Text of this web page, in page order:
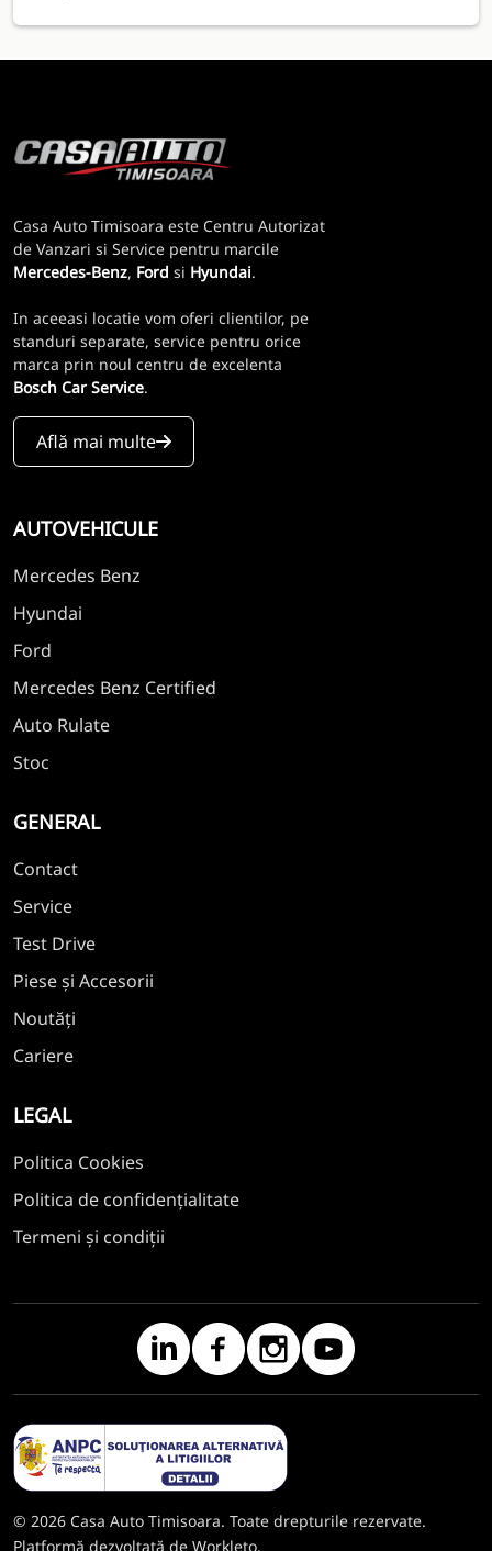
Casa Auto Timisoara este Centru Autorizat
de Vanzari si Service pentru marcile
Mercedes-Benz, Ford si Hyundai.
In aceeasi locatie vom oferi clientilor, pe
standuri separate, service pentru orice
marca prin noul centru de excelenta
Bosch Car Service.
Află mai multe
AUTOVEHICULE
Mercedes Benz
Hyundai
Ford
Mercedes Benz Certified
Auto Rulate
Stoc
GENERAL
Contact
Service
Test Drive
Piese și Accesorii
Noutăți
Cariere
LEGAL
Politica Cookies
Politica de confidențialitate
Termeni și condiții
© 2026 Casa Auto Timisoara. Toate drepturile rezervate.
Platformă dezvoltată de Workleto.